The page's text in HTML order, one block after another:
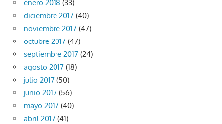
enero 2018 (33)
diciembre 2017 (40)
noviembre 2017 (47)
octubre 2017 (47)
septiembre 2017 (24)
agosto 2017 (18)
julio 2017 (50)
junio 2017 (56)
mayo 2017 (40)
abril 2017 (41)